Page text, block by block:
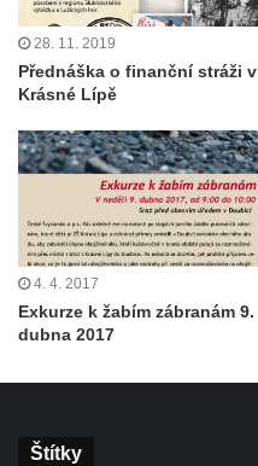
28. 11. 2019
Přednáška o finanční stráži v
Krásné Lípě
4. 4. 2017
Exkurze k žabím zábranám 9.
dubna 2017
Štítky